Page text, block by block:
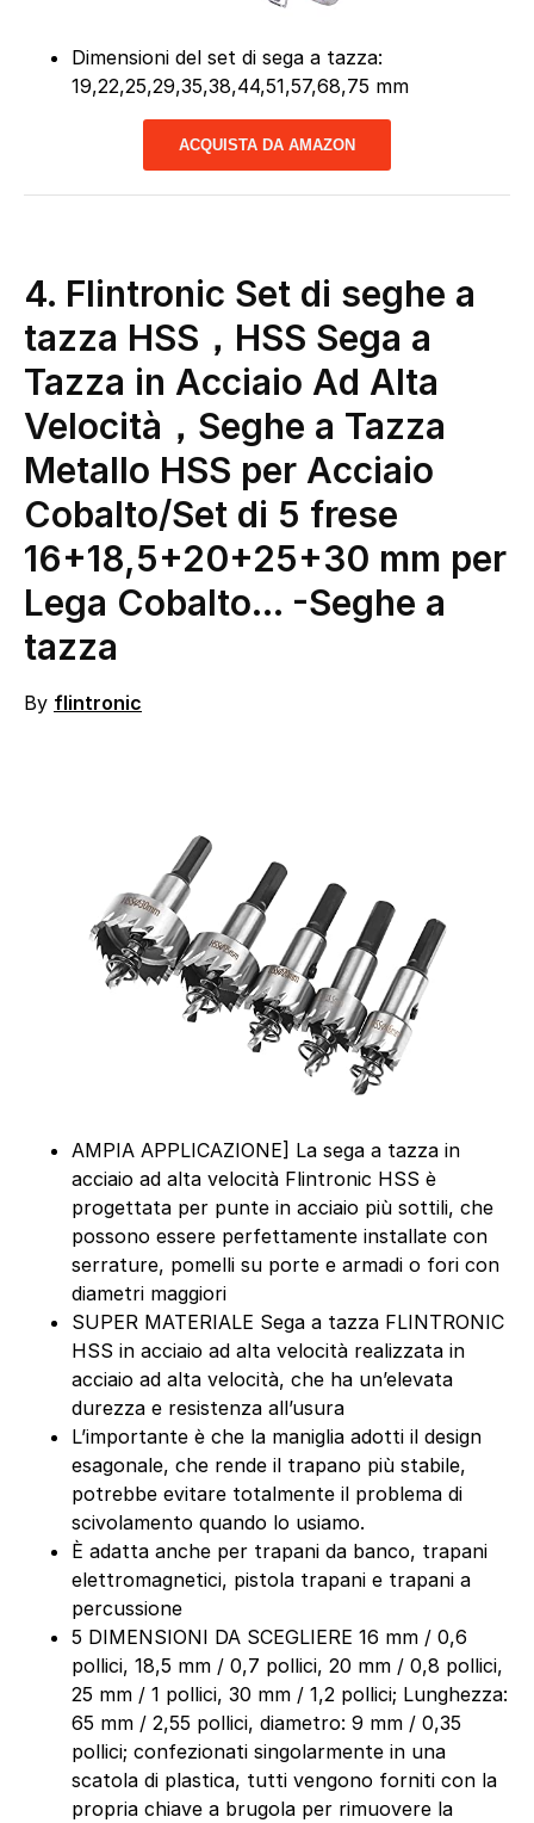
Dimensioni del set di sega a tazza:
19,22,25,29,35,38,44,51,57,68,75 mm
ACQUISTA DA AMAZON
4. Flintronic Set di seghe a
tazza HSS，HSS Sega a
Tazza in Acciaio Ad Alta
Velocità，Seghe a Tazza
Metallo HSS per Acciaio
Cobalto/Set di 5 frese
16+18,5+20+25+30 mm per
Lega Cobalto… -Seghe a
tazza
By flintronic
AMPIA APPLICAZIONE] La sega a tazza in
acciaio ad alta velocità Flintronic HSS è
progettata per punte in acciaio più sottili, che
possono essere perfettamente installate con
serrature, pomelli su porte e armadi o fori con
diametri maggiori
SUPER MATERIALE Sega a tazza FLINTRONIC
HSS in acciaio ad alta velocità realizzata in
acciaio ad alta velocità, che ha un’elevata
durezza e resistenza all’usura
L’importante è che la maniglia adotti il design
esagonale, che rende il trapano più stabile,
potrebbe evitare totalmente il problema di
scivolamento quando lo usiamo.
È adatta anche per trapani da banco, trapani
elettromagnetici, pistola trapani e trapani a
percussione
5 DIMENSIONI DA SCEGLIERE 16 mm / 0,6
pollici, 18,5 mm / 0,7 pollici, 20 mm / 0,8 pollici,
25 mm / 1 pollici, 30 mm / 1,2 pollici; Lunghezza:
65 mm / 2,55 pollici, diametro: 9 mm / 0,35
pollici; confezionati singolarmente in una
scatola di plastica, tutti vengono forniti con la
propria chiave a brugola per rimuovere la